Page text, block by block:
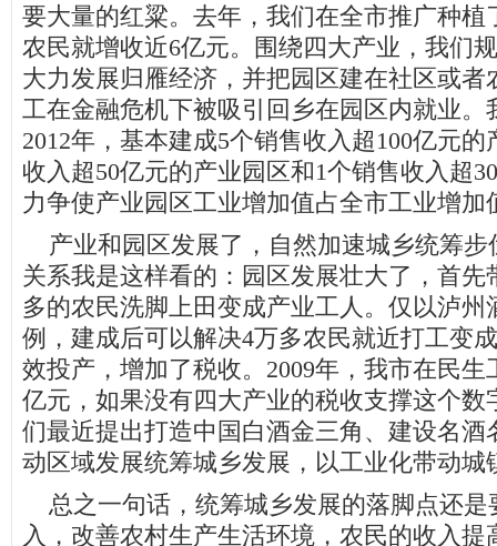
要大量的红粱。去年，我们在全市推广种植
农民就增收近6亿元。围绕四大产业，我们
大力发展归雁经济，并把园区建在社区或者
工在金融危机下被吸引回乡在园区内就业。
2012年，基本建成5个销售收入超100亿元
收入超50亿元的产业园区和1个销售收入超
力争使产业园区工业增加值占全市工业增加
产业和园区发展了，自然加速城乡统筹步
关系我是这样看的：园区发展壮大了，首先
多的农民洗脚上田变成产业工人。仅以泸州
例，建成后可以解决4万多农民就近打工变
效投产，增加了税收。2009年，我市在民生
亿元，如果没有四大产业的税收支撑这个数
们最近提出打造中国白酒金三角、建设名酒
动区域发展统筹城乡发展，以工业化带动城
总之一句话，统筹城乡发展的落脚点还是
入，改善农村生产生活环境，农民的收入提